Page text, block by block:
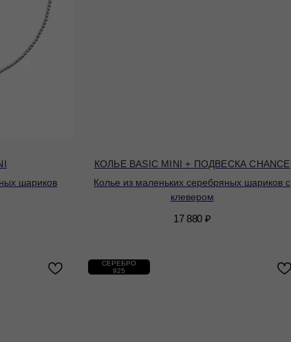
шариков
КОЛЬЕ BASIC MINI + ПОДВЕСКА CHANCE
Колье из маленьких серебряных шариков с
клевером
17 880 ₽
СЕРЕБРО
925